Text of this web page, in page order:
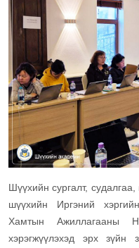
Шүүхийн сургалт,
шүүхийн Иргэний
Хамтын Ажиллагааны
хэрэгжүүлэхэд эрх